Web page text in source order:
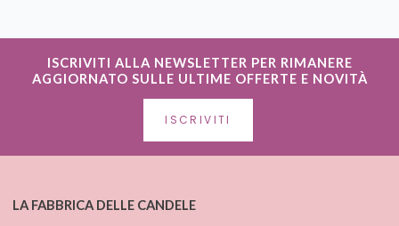
ISCRIVITI ALLA NEWSLETTER PER RIMANERE
AGGIORNATO SULLE ULTIME OFFERTE E NOVITÀ
ISCRIVITI
LA FABBRICA DELLE CANDELE